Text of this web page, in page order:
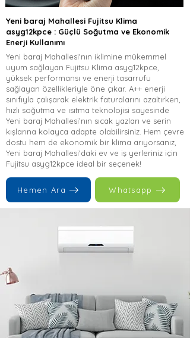
Yeni baraj Mahallesi Fujitsu Klima
asyg12kpce : Güçlü Soğutma ve Ekonomik
Enerji Kullanımı
Yeni baraj Mahallesi'nın iklimine mükemmel
uyum sağlayan Fujitsu Klima asyg12kpce,
yüksek performansı ve enerji tasarrufu
sağlayan özellikleriyle öne çıkar. A++ enerji
sınıfıyla çalışarak elektrik faturalarını azaltırken,
hızlı soğutma ve ısıtma teknolojisi sayesinde
Yeni baraj Mahallesi’nın sıcak yazları ve serin
kışlarına kolayca adapte olabilirsiniz. Hem çevre
dostu hem de ekonomik bir klima arıyorsanız,
Yeni baraj Mahallesi'daki ev ve iş yerleriniz için
Fujitsu asyg12kpce ideal bir seçenek!
Hemen Ara Whatsapp